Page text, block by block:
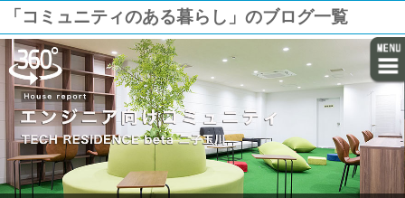
「コミュニティのある暮らし」のブログ一覧